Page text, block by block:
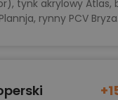
tynk akrylowy Atlas,
rynny PCV Bryza.